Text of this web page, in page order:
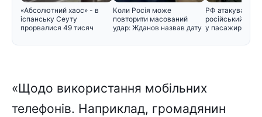
«Абсолютний хаос» - в
іспанську Сеуту
прорвалися 49 тисяч
Коли Росія може
повторити масований
удар: Жданов назвав дату
РФ атакувала
російський
у пасажирський
«Щодо використання мобільних
телефонів. Наприклад, громадянин